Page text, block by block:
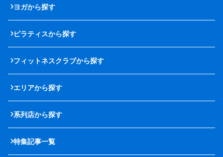
ヨガから探す
ピラティスから探す
フィットネスクラブから探す
エリアから探す
系列店から探す
特集記事一覧